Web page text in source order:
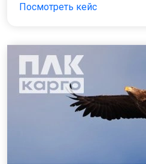
Посмотреть кейс